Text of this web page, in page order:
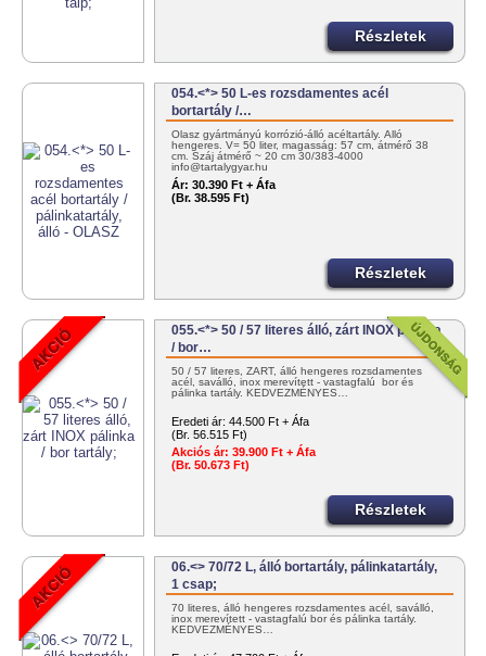
Részletek
054.<*> 50 L-es rozsdamentes acél
bortartály /…
Olasz gyártmányú korrózió-álló acéltartály. Álló
hengeres. V= 50 liter, magasság: 57 cm, átmérő 38
cm. Száj átmérő ~ 20 cm 30/383-4000
info@tartalygyar.hu
Ár: 30.390 Ft + Áfa
(Br. 38.595 Ft)
Részletek
055.<*> 50 / 57 literes álló, zárt INOX pálinka
/ bor…
50 / 57 literes, ZÁRT, álló hengeres rozsdamentes
acél, saválló, inox merevített - vastagfalú bor és
pálinka tartály. KEDVEZMÉNYES…
Eredeti ár: 44.500 Ft + Áfa
(Br. 56.515 Ft)
Akciós ár: 39.900 Ft + Áfa
(Br. 50.673 Ft)
Részletek
06.<> 70/72 L, álló bortartály, pálinkatartály,
1 csap;
70 literes, álló hengeres rozsdamentes acél, saválló,
inox merevített - vastagfalú bor és pálinka tartály.
KEDVEZMÉNYES…